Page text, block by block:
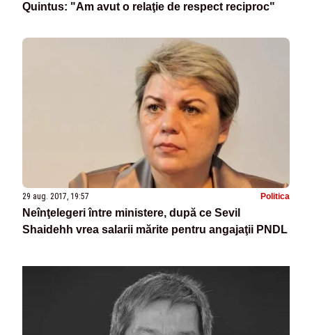
Quintus: "Am avut o relaţie de respect reciproc"
29 aug. 2017, 19:57 Politica
Neînţelegeri între ministere, după ce Sevil
Shaidehh vrea salarii mărite pentru angajaţii PNDL